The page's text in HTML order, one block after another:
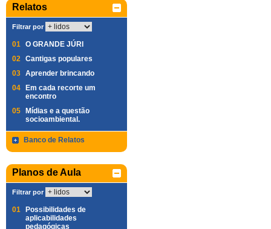
Relatos
Filtrar por
01 O GRANDE JÚRI
02 Cantigas populares
03 Aprender brincando
04
Em cada recorte um
encontro
05
Mídias e a questão
socioambiental.
Banco de Relatos
Planos de Aula
Filtrar por
01
Possibilidades de
aplicabilidades
pedagógicas